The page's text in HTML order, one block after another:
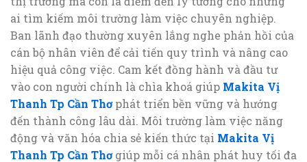
ai tìm kiếm môi trường làm việc chuyên nghiệp.
Ban lãnh đạo thường xuyên lắng nghe phản hồi của
cán bộ nhân viên để cải tiến quy trình và nâng cao
hiệu quả công việc. Cam kết đồng hành và đầu tư
vào con người chính là chìa khoá giúp Makita Vị
Thanh Tp Cần Thơphát triển bền vững và hướng
đến thành công lâu dài. Môi trường làm việc năng
động và văn hóa chia sẻ kiến thức tại Makita Vị
Thanh Tp Cần Thơgiúp mỗi cá nhân phát huy tối đa